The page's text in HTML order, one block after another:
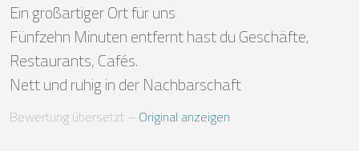
Ein großartiger Ort für uns
Fünfzehn Minuten entfernt hast du Geschäfte,
Restaurants, Cafés.
Nett und ruhig in der Nachbarschaft
Bewertung übersetzt – Original anzeigen